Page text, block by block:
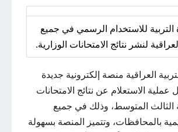
للاستخدام الرسمي في جميع
لنشر نتائج الامتحانات الوزارية.
العراقية منصة إلكترونية جديدة
الاستعلام عن نتائج الامتحانات
الثالث المتوسط، وذلك في جميع
بالمحافظات، وتتميز المنصة بسهولة